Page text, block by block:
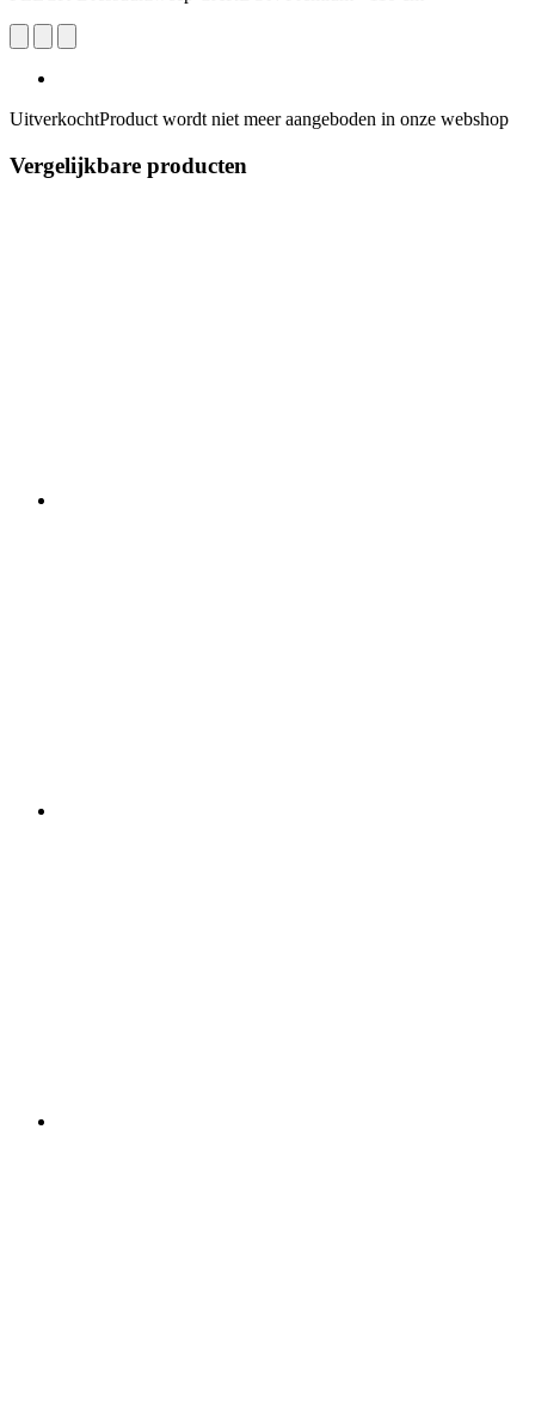
UitverkochtProduct wordt niet meer aangeboden in onze webshop
Vergelijkbare producten